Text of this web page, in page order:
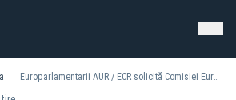
Europarlamentarii AUR / ECR solicită Comisiei Europene explicații privind incidentul dronei ucrainene din Portul Constanța